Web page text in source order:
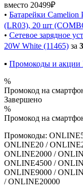
вместо 20499₽
• Батарейки
(LR03), 20 шт
• Сетевое зарядное
20W White (11465) за
▪️ Промокоды и
%
Промокод на
Завершено
%
Промокод на
Промокоды:
ONLINE20 /
ONLINE2000 /
ONLINE4500 /
ONLINE9000 /
/ ONLINE20000